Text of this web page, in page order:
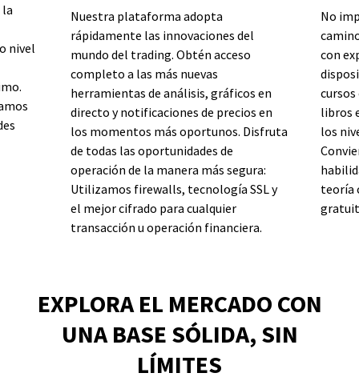
la
nivel
Nuestra plataforma adopta
rápidamente las innovaciones del
mundo del trading. Obtén acceso
completo a las más nuevas
herramientas de análisis, gráficos en
directo y notificaciones de precios en
los momentos más oportunos. Disfruta
de todas las oportunidades de
operación de la manera más segura:
Utilizamos firewalls, tecnología SSL y
el mejor cifrado para cualquier
transacción u operación financiera.
No
con
libros
los
teoría
EXPLORA EL MERCADO CON
UNA BASE SÓLIDA, SIN
LÍMITES